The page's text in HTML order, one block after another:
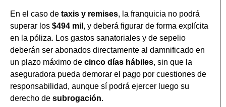
En el caso de taxis y remises, la franquicia no podrá
superar los $494 mil , y deberá figurar de forma explícita
en la póliza. Los gastos sanatoriales y de sepelio
deberán ser abonados directamente al damnificado en
un plazo máximo de cinco días hábiles, sin que la
aseguradora pueda demorar el pago por cuestiones de
responsabilidad, aunque sí podrá ejercer luego su
derecho de subrogación.